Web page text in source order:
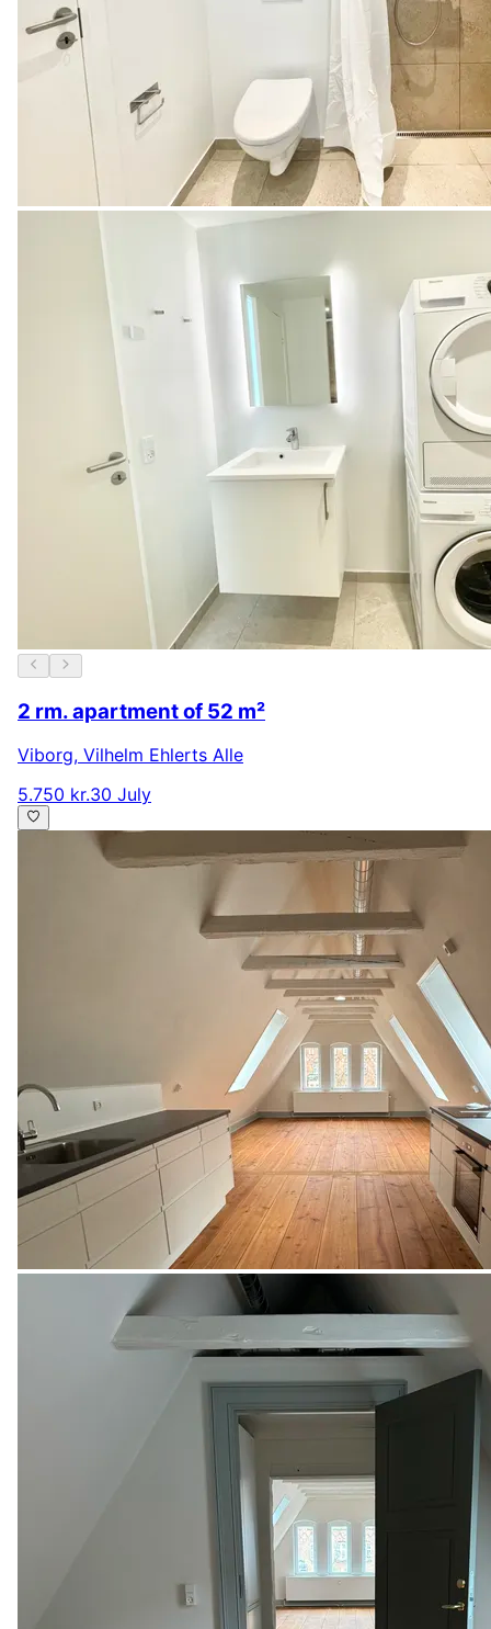
2 rm. apartment of 52 m²
Viborg, Vilhelm Ehlerts Alle
5.750 kr.30 July